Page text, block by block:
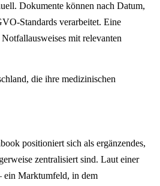
Dokumente können nach Datum,
Standards verarbeitet. Eine
mit relevanten
die ihre medizinischen
positioniert sich als ergänzendes,
zentralisiert sind. Laut einer
ein Marktumfeld, in dem